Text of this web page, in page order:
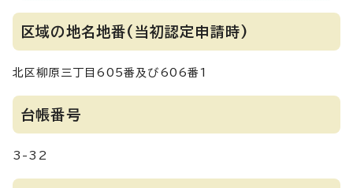
区域の地名地番(当初認定申請時)
北区柳原三丁目605番及び606番1
台帳番号
3-32